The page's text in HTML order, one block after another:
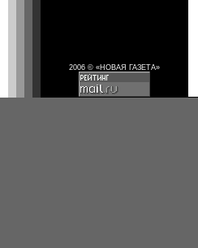
2006 © «НОВАЯ ГАЗЕТА»